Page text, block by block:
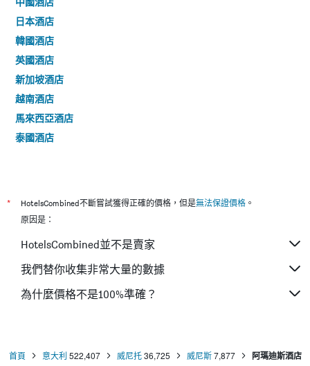
日本酒店
韓國酒店
英國酒店
新加坡酒店
越南酒店
馬來西亞酒店
泰國酒店
* HotelsCombined不斷嘗試獲得正確的價格，但是無法保證價格 。
原因是：
HotelsCombined並不是賣家
我們替你收集非常大量的數據
為什麼價格不是100%準確？
首頁 意大利 522,407 威尼托 36,725 威尼斯 7,877 阿瑪迪斯酒店